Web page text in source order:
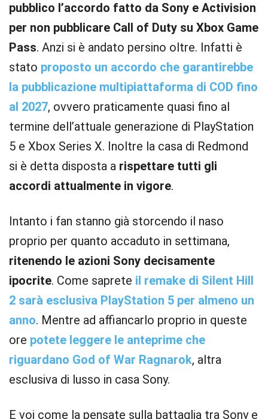
pubblico l’accordo fatto da Sony e Activision
per non pubblicare Call of Duty su Xbox Game
Pass. Anzi si è andato persino oltre. Infatti è
stato proposto un accordo che garantirebbe
la pubblicazione multipiattaforma di COD fino
al 2027, ovvero praticamente quasi fino al
termine dell’attuale generazione di PlayStation
5 e Xbox Series X. Inoltre la casa di Redmond
si è detta disposta a rispettare tutti gli
accordi attualmente in vigore.
Intanto i fan stanno già storcendo il naso
proprio per quanto accaduto in settimana,
ritenendo le azioni Sony decisamente
ipocrite. Come saprete il remake di Silent Hill
2 sarà esclusiva PlayStation 5 per almeno un
anno. Mentre ad affiancarlo proprio in queste
ore potete leggere le anteprime che
riguardano God of War Ragnarok, altra
esclusiva di lusso in casa Sony.
E voi come la pensate sulla battaglia tra Sony e